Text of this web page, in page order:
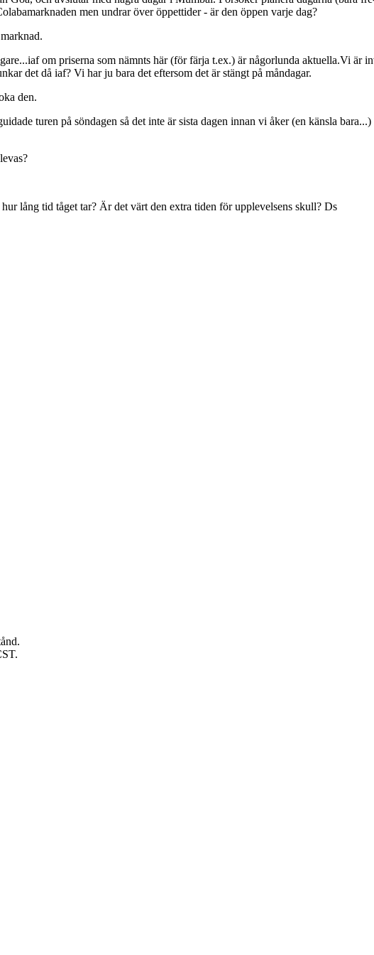
men undrar över öppettider - är den öppen varje dag?
om priserna som nämnts här (för färja t.ex.) är någorlunda aktuella.Vi är
det då iaf? Vi har ju bara det eftersom det är stängt på måndagar.
den.
turen på söndagen så det inte är sista dagen innan vi åker (en känsla
lång tid tåget tar? Är det värt den extra tiden för upplevelsens skull? Ds